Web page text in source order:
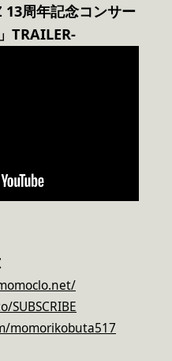
13周年記念コンサー
TRAILER-
SUBSCRIBE
momorikobuta517